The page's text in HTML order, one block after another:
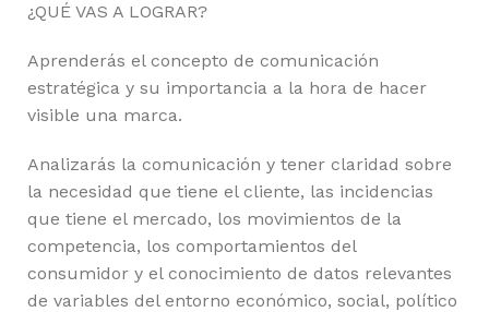
¿QUÉ VAS A LOGRAR?
Aprenderás el concepto de comunicación
estratégica y su importancia a la hora de hacer
visible una marca.
Analizarás la comunicación y tener claridad sobre
la necesidad que tiene el cliente, las incidencias
que tiene el mercado, los movimientos de la
competencia, los comportamientos del
consumidor y el conocimiento de datos relevantes
de variables del entorno económico, social, político